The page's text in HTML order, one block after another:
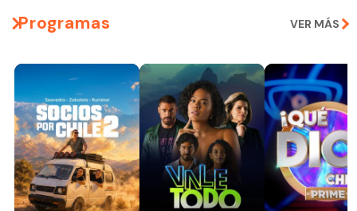
Programas VER MÁS